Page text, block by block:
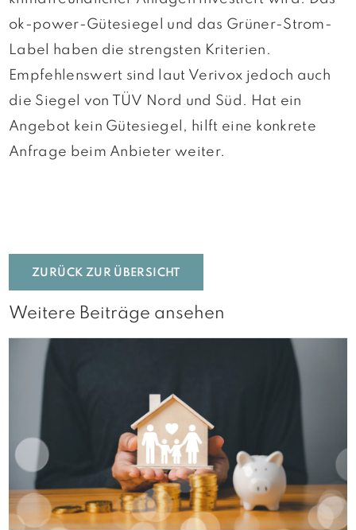
ok-power-Gütesiegel und das Grüner-Strom-
Label haben die strengsten Kriterien.
Empfehlenswert sind laut Verivox jedoch auch
die Siegel von TÜV Nord und Süd. Hat ein
Angebot kein Gütesiegel, hilft eine konkrete
Anfrage beim Anbieter weiter.
ZURÜCK ZUR ÜBERSICHT
Weitere Beiträge ansehen